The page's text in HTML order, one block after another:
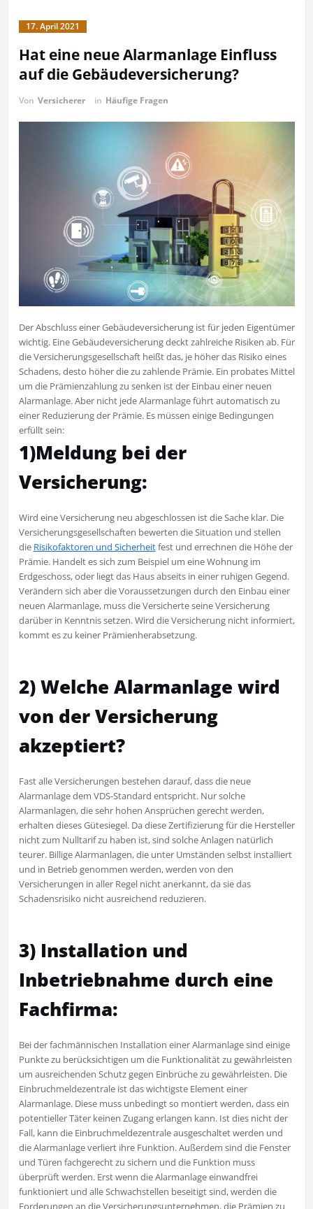
17. April 2021
Hat eine neue Alarmanlage Einfluss
auf die Gebäudeversicherung?
Von Versicherer in Häufige Fragen
Der Abschluss einer Gebäudeversicherung ist für jeden Eigentümer
wichtig. Eine Gebäudeversicherung deckt zahlreiche Risiken ab. Für
die Versicherungsgesellschaft heißt das, je höher das Risiko eines
Schadens, desto höher die zu zahlende Prämie. Ein probates Mittel
um die Prämienzahlung zu senken ist der Einbau einer neuen
Alarmanlage. Aber nicht jede Alarmanlage führt automatisch zu
einer Reduzierung der Prämie. Es müssen einige Bedingungen
erfüllt sein:
1)Meldung bei der
Versicherung:
Wird eine Versicherung neu abgeschlossen ist die Sache klar. Die
Versicherungsgesellschaften bewerten die Situation und stellen
die Risikofaktoren und Sicherheitfest und errechnen die Höhe der
Prämie. Handelt es sich zum Beispiel um eine Wohnung im
Erdgeschoss, oder liegt das Haus abseits in einer ruhigen Gegend.
Verändern sich aber die Voraussetzungen durch den Einbau einer
neuen Alarmanlage, muss die Versicherte seine Versicherung
darüber in Kenntnis setzen. Wird die Versicherung nicht informiert,
kommt es zu keiner Prämienherabsetzung.
2) Welche Alarmanlage wird
von der Versicherung
akzeptiert?
Fast alle Versicherungen bestehen darauf, dass die neue
Alarmanlage dem VDS-Standard entspricht. Nur solche
Alarmanlagen, die sehr hohen Ansprüchen gerecht werden,
erhalten dieses Gütesiegel. Da diese Zertifizierung für die Hersteller
nicht zum Nulltarif zu haben ist, sind solche Anlagen natürlich
teurer. Billige Alarmanlagen, die unter Umständen selbst installiert
und in Betrieb genommen werden, werden von den
Versicherungen in aller Regel nicht anerkannt, da sie das
Schadensrisiko nicht ausreichend reduzieren.
3) Installation und
Inbetriebnahme durch eine
Fachfirma:
Bei der fachmännischen Installation einer Alarmanlage sind einige
Punkte zu berücksichtigen um die Funktionalität zu gewährleisten
um ausreichenden Schutz gegen Einbrüche zu gewährleisten. Die
Einbruchmeldezentrale ist das wichtigste Element einer
Alarmanlage. Diese muss unbedingt so montiert werden, dass ein
potentieller Täter keinen Zugang erlangen kann. Ist dies nicht der
Fall, kann die Einbruchmeldezentrale ausgeschaltet werden und
die Alarmanlage verliert ihre Funktion. Außerdem sind die Fenster
und Türen fachgerecht zu sichern und die Funktion muss
überprüft werden. Erst wenn die Alarmanlage einwandfrei
funktioniert und alle Schwachstellen beseitigt sind, werden die
Forderungen an die Versicherungsunternehmen, die Prämien zu